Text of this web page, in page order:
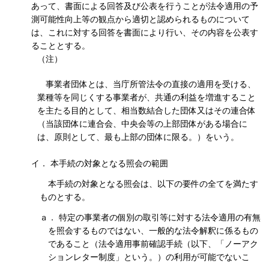
あって、書面による回答及び公表を行うことが法令適用の予
測可能性向上等の観点から適切と認められるものについて
は、これに対する回答を書面により行い、その内容を公表す
ることとする。
（注）
事業者団体とは、当庁所管法令の直接の適用を受ける、
業種等を同じくする事業者が、共通の利益を増進すること
を主たる目的として、相当数結合した団体又はその連合体
（当該団体に連合会、中央会等の上部団体がある場合に
は、原則として、最も上部の団体に限る。）をいう。
イ． 本手続の対象となる照会の範囲
本手続の対象となる照会は、以下の要件の全てを満たす
ものとする。
ａ． 特定の事業者の個別の取引等に対する法令適用の有無
を照会するものではない、一般的な法令解釈に係るもの
であること（法令適用事前確認手続（以下、「ノーアク
ションレター制度」という。）の利用が可能でないこ